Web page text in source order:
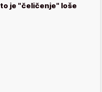
je "čeličenje" loše